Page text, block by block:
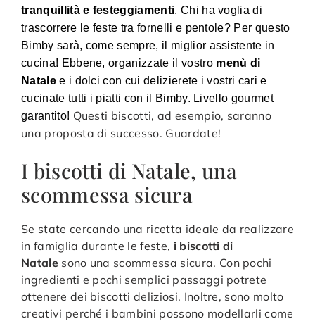
tranquillità e festeggiamenti. Chi ha voglia di
trascorrere le feste tra fornelli e pentole? Per questo
Bimby sarà, come sempre, il miglior assistente in
cucina! Ebbene, organizzate il vostro menù di
Natalee i dolci con cui delizierete i vostri cari e
cucinate tutti i piatti con il Bimby. Livello gourmet
garantito! Questi biscotti, ad esempio, saranno
una proposta di successo. Guardate!
I biscotti di Natale, una
scommessa sicura
Se state cercando una ricetta ideale da realizzare
in famiglia durante le feste, i biscotti di
Natalesono una scommessa sicura. Con pochi
ingredienti e pochi semplici passaggi potrete
ottenere dei biscotti deliziosi. Inoltre, sono molto
creativi perché i bambini possono modellarli come